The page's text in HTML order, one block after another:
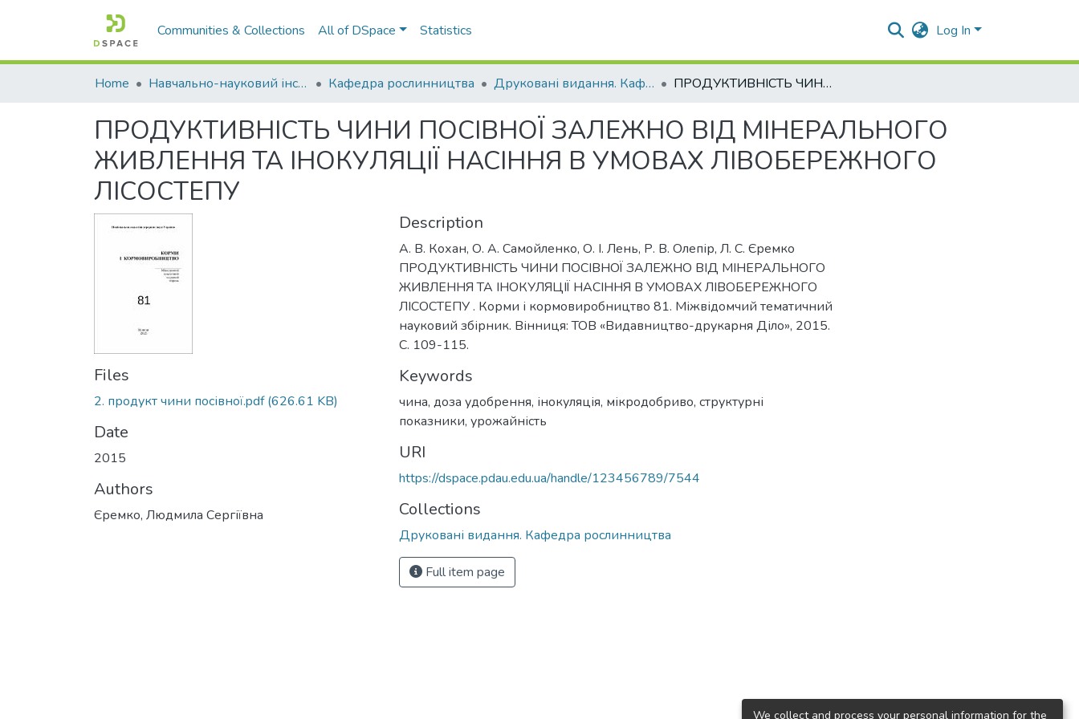
Communities & Collections All of DSpace Statistics Log In
Home Навчально-науковий інститут агротехнологій, селекції та екології Кафедра рослинництва Друковані видання. Кафедра рослинництва ПРОДУКТИВНІСТЬ ЧИНИ ПОСІВНОЇ ЗАЛЕЖНО ВІД МІНЕРАЛЬНОГО ЖИВЛЕННЯ ТА ІНОКУЛЯЦІЇ НАСІННЯ В УМОВАХ ЛІВОБЕРЕЖНОГО ЛІСОСТЕПУ
ПРОДУКТИВНІСТЬ ЧИНИ ПОСІВНОЇ ЗАЛЕЖНО ВІД МІНЕРАЛЬНОГО
ЖИВЛЕННЯ ТА ІНОКУЛЯЦІЇ НАСІННЯ В УМОВАХ ЛІВОБЕРЕЖНОГО
ЛІСОСТЕПУ
Files
2. продукт чини посівної.pdf(626.61 KB)
Date
2015
Authors
Єремко, Людмила Сергіївна
Description
А. В. Кохан, О. А. Самойленко, О. І. Лень, Р. В. Олепір, Л. С. Єремко
ПРОДУКТИВНІСТЬ ЧИНИ ПОСІВНОЇ ЗАЛЕЖНО ВІД МІНЕРАЛЬНОГО
ЖИВЛЕННЯ ТА ІНОКУЛЯЦІЇ НАСІННЯ В УМОВАХ ЛІВОБЕРЕЖНОГО
ЛІСОСТЕПУ . Корми і кормовиробництво 81. Міжвідомчий тематичний
науковий збірник. Вінниця: ТОВ «Видавництво-друкарня Діло», 2015.
С. 109-115.
Keywords
чина, доза удобрення, інокуляція, мікродобриво, структурні
показники, урожайність
URI
https://dspace.pdau.edu.ua/handle/123456789/7544
Collections
Друковані видання. Кафедра рослинництва
Full item page
We collect and process your personal information for the